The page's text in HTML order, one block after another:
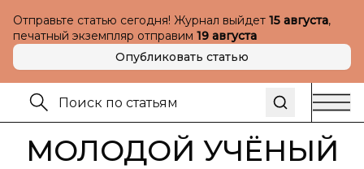
Отправьте статью сегодня! Журнал выйдет 15 августа,
печатный экземпляр отправим 19 августа
Опубликовать статью
МОЛОДОЙ УЧЁНЫЙ